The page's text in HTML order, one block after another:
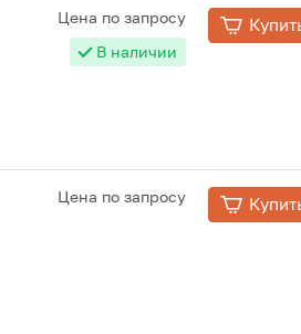
Цена по запросу
В наличии
Цена по запросу